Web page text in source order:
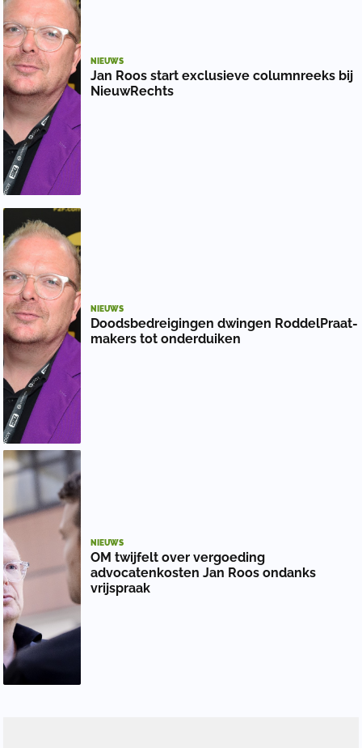
NIEUWS
Jan Roos start exclusieve columnreeks bij
NieuwRechts
NIEUWS
Doodsbedreigingen dwingen RoddelPraat-
makers tot onderduiken
NIEUWS
OM twijfelt over vergoeding
advocatenkosten Jan Roos ondanks
vrijspraak